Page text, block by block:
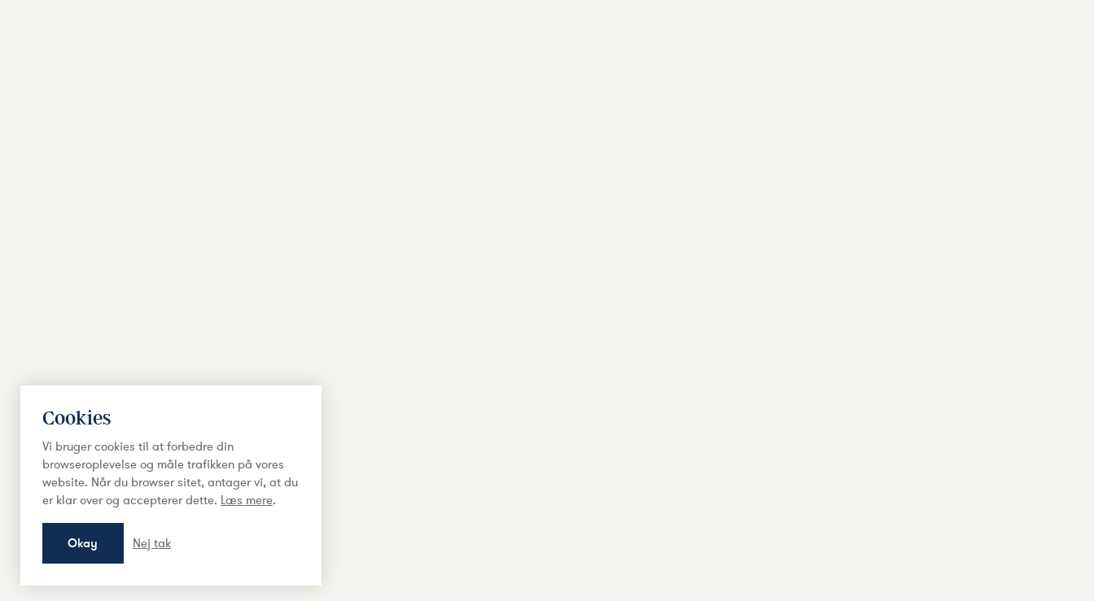
Cookies
Vi bruger cookies til at forbedre din
browseroplevelse og måle trafikken på vores
website. Når du browser sitet, antager vi, at du
er klar over og accepterer dette. Læs mere.
Okay Nej tak